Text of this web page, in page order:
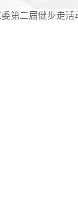
第二届健步走活